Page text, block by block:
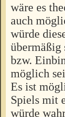
wäre es
auch
würde
übermäßig
bzw.
möglich
Es ist
Spiels mit
würde